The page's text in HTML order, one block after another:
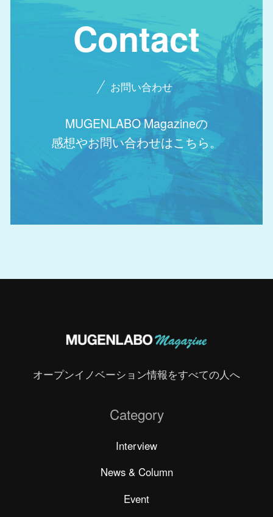
Contact
お問い合わせ
MUGENLABO Magazineの
感想やお問い合わせはこちら。
オープンイノベーション情報をすべての人へ
Category
Interview
News & Column
Event